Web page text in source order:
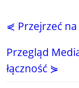
⋞ Przejrzeć
Przegląd
łączność ⋟